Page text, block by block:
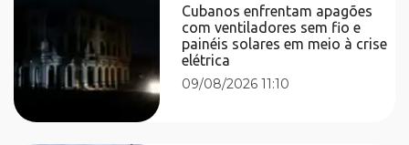
Cubanos enfrentam apagões
com ventiladores sem fio e
painéis solares em meio à crise
elétrica
09/08/2026 11:10